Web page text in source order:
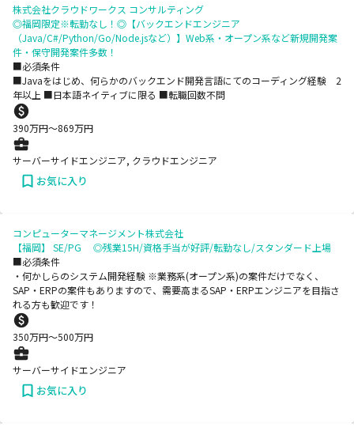
株式会社クラウドワークス コンサルティング
◎福岡限定※転勤なし！◎【バックエンドエンジニア
（Java/C#/Python/Go/Node.jsなど）】Web系・オープン系など新規開発案
件・保守開発案件多数！
■必須条件
■Javaをはじめ、何らかのバックエンド開発言語にてのコーディング経験 2
年以上 ■日本語ネイティブに限る ■転職回数不問
390万円〜869万円
サーバーサイドエンジニア, クラウドエンジニア
お気に入り
コンピューターマネージメント株式会社
【福岡】 SE/PG ◎残業15H/資格手当が好評/転勤なし/スタンダード上場
■必須条件
・何かしらのシステム開発経験 ※業務系(オープン系)の案件だけでなく、
SAP・ERPの案件もありますので、需要高まるSAP・ERPエンジニアを目指さ
れる方も歓迎です！
350万円〜500万円
サーバーサイドエンジニア
お気に入り